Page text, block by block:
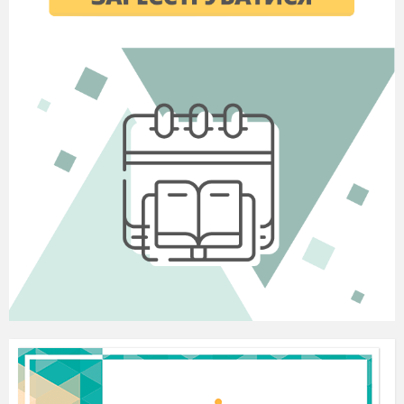
Яка
буква п олюбляє чай?( T)
Знайди пару
(Велика і мала літери)
Вірш dog”, “I’m afraid“ (2 клас)
Завдання 4
Пошикуватися за алфавітом
Вчитель:
«Clap your hands»
1. Clap, clap, clap your hands
Clap your hands together.
2. Stamp, stamp, stamp your feet
Touch your ears together.
4. Touch, touch, touch your cheeks
Touch your cheeks together.